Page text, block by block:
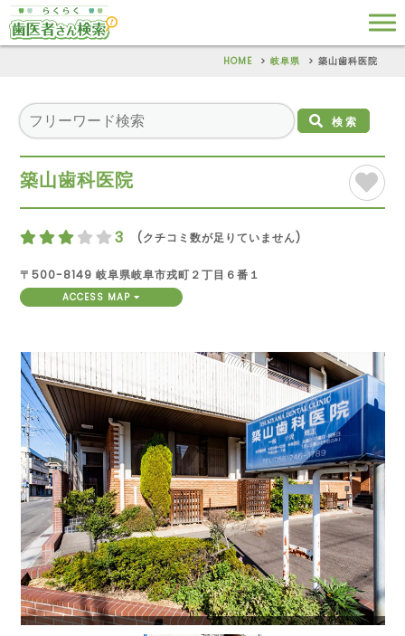
HOME 岐阜県 築山歯科医院
検索
築山歯科医院
3 (クチコミ数が足りていません)
〒500-8149 岐阜県岐阜市戎町２丁目６番１
ACCESS MAP